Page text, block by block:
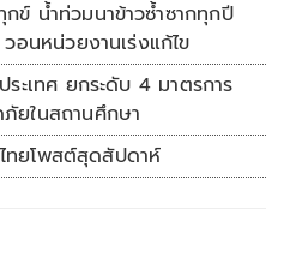
ข์ น้ำท่วมนาข้าวซ้ำซากทุกปี
อนหน่วยงานเร่งแก้ไข
ะเทศ ยกระดับ 4 มาตรการ
ยในสถานศึกษา
ทยโพสต์สุดสัปดาห์